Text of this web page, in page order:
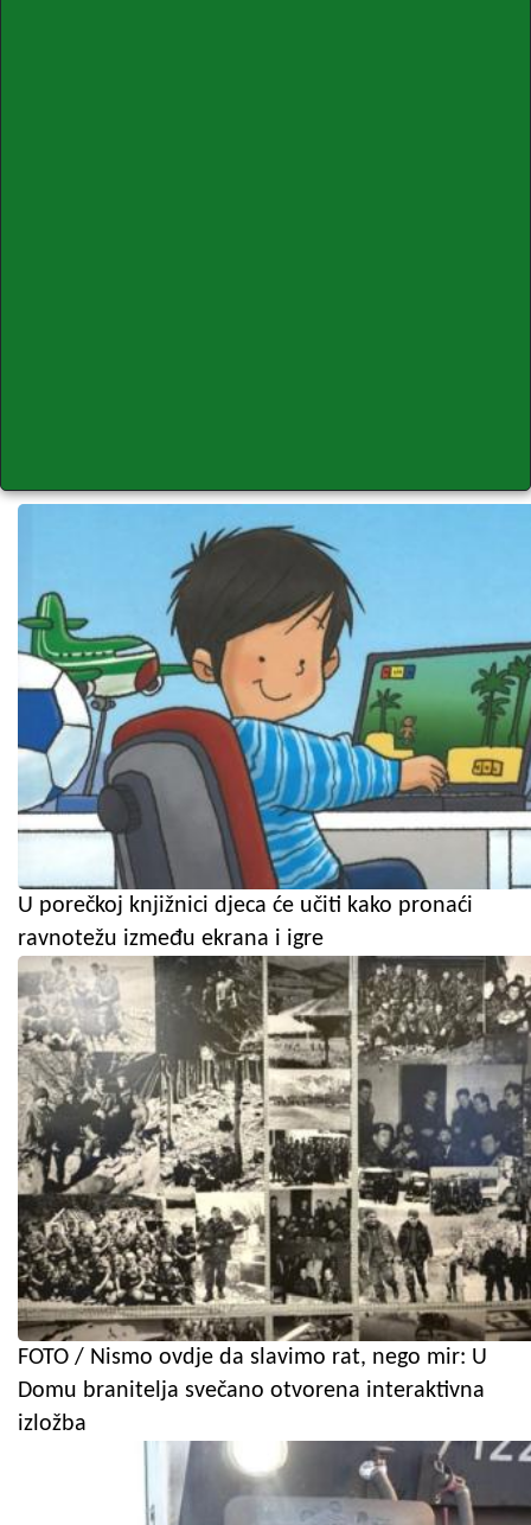
U porečkoj knjižnici djeca će učiti kako pronaći
ravnotežu između ekrana i igre
FOTO / Nismo ovdje da slavimo rat, nego mir: U
Domu branitelja svečano otvorena interaktivna
izložba